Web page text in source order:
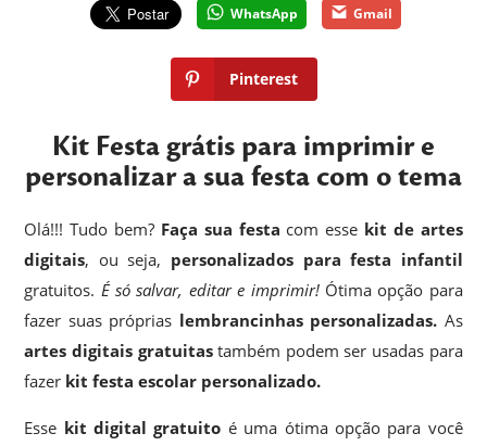
WhatsApp Gmail
Pinterest
Kit Festa grátis para imprimir e
personalizar a sua festa com o tema
Olá!!! Tudo bem? Faça sua festa com esse kit de artes
digitais, ou seja, personalizados para festa infantil
gratuitos. É só salvar, editar e imprimir! Ótima opção para
fazer suas próprias lembrancinhas personalizadas. As
artes digitais gratuitastambém podem ser usadas para
fazer kit festa escolar personalizado.
Esse kit digital gratuito é uma ótima opção para você